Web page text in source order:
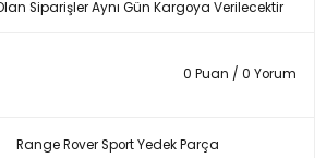
Siparişler Aynı Gün Kargoya Verilecektir
0 Puan / 0 Yorum
Range Rover Sport Yedek Parça